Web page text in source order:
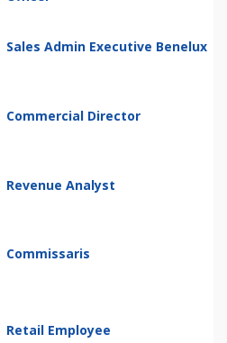
Sales Admin Executive Benelux
Commercial Director
Revenue Analyst
Commissaris
Retail Employee